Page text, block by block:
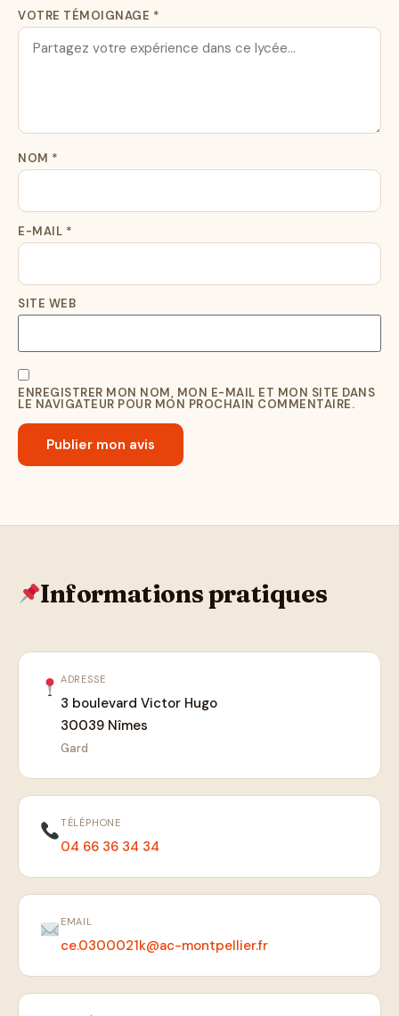
VOTRE TÉMOIGNAGE *
NOM *
E-MAIL *
SITE WEB
ENREGISTRER MON NOM, MON E-MAIL ET MON SITE DANS
LE NAVIGATEUR POUR MON PROCHAIN COMMENTAIRE.
Informations pratiques
ADRESSE
3 boulevard Victor Hugo
30039 Nîmes
Gard
TÉLÉPHONE
04 66 36 34 34
EMAIL
ce.0300021k@ac-montpellier.fr